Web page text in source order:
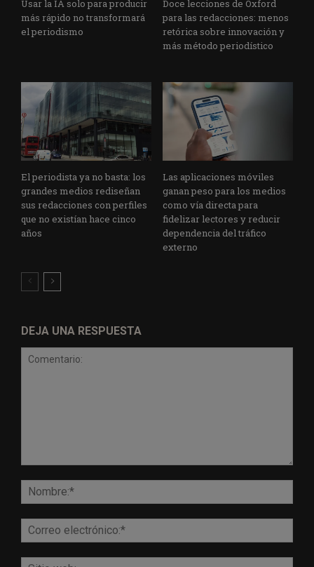
Usar la IA solo para producir
más rápido no transformará
el periodismo
Doce lecciones de Oxford
para las redacciones: menos
retórica sobre innovación y
más método periodístico
El periodista ya no basta: los
grandes medios rediseñan
sus redacciones con perfiles
que no existían hace cinco
años
Las aplicaciones móviles
ganan peso para los medios
como vía directa para
fidelizar lectores y reducir
dependencia del tráfico
externo
DEJA UNA RESPUESTA